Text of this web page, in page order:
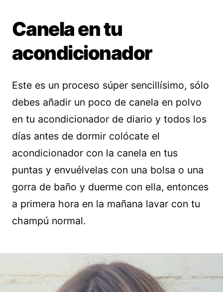
Canela en tu
acondicionador
Este es un proceso súper sencillísimo, sólo
debes añadir un poco de canela en polvo
en tu acondicionador de diario y todos los
días antes de dormir colócate el
acondicionador con la canela en tus
puntas y envuélvelas con una bolsa o una
gorra de baño y duerme con ella, entonces
a primera hora en la mañana lavar con tu
champú normal.